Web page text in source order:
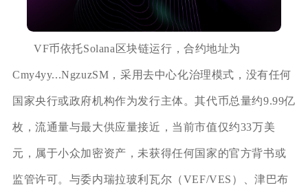
VF币依托Solana区块链运行，合约地址为
Cmy4yy...NgzuzSM，采用去中心化治理模式，没有任何
国家央行或政府机构作为发行主体。其代币总量约9.99亿
枚，流通量与最大供应量接近，当前市值仅约33万美
元，属于小众加密资产，未获得任何国家的官方背书或
监管许可。与委内瑞拉玻利瓦尔（VEF/VES）、津巴布